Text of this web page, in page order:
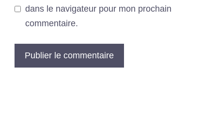
dans le navigateur pour mon prochain
commentaire.